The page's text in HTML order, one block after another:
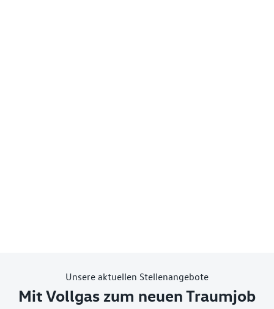
Unsere aktuellen Stellenangebote
Mit Vollgas zum neuen Traumjob